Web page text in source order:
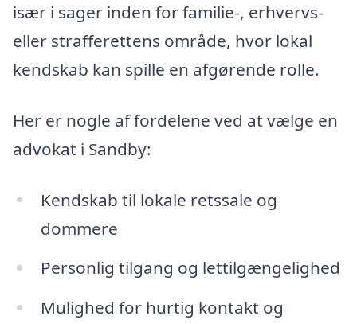
især i sager inden for familie-, erhvervs-
eller strafferettens område, hvor lokal
kendskab kan spille en afgørende rolle.
Her er nogle af fordelene ved at vælge en
advokat i Sandby:
Kendskab til lokale retssale og
dommere
Personlig tilgang og lettilgængelighed
Mulighed for hurtig kontakt og